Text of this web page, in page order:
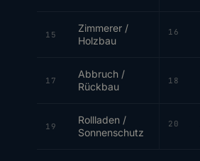
15
Zimmerer /
Holzbau
16
17
Abbruch /
Rückbau
18
19
Rollladen /
Sonnenschutz
20